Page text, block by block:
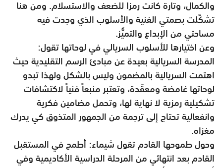
والكمال، وتارة كانت رمزا للضعف والاستسلام. ومن هنا
تشكّلت بصمتي الفنية والأسلوب الذي وجدت فيه
مساحتي من الإبداع والتميُّز.
وعن اختيارها للأسلوب السريالي في لوحاتها تقول:
المدرسة السريالية بعيدة عن مبادئ الرسم التقليدية حيث
اهتمت السريالية بالمضمون وليس بالشكل ولهذا تبدو
لوحاتها غامضة ومعقّدة، وتعتبر منبعاً فنياً لاكتشافات
تشكيلية رمزية لا نهاية لها، وتحمل مضامين فكرية
وانفعالية تحتاج إلى ترجمة من الجمهور المتذوق كي يدرك
مغزاه.
وحول طموحها القادم تقول شيماء: أطمح في المستقبل
القادم بعد انتهائي من المرحلة الدراسية الأكاديمية وفي